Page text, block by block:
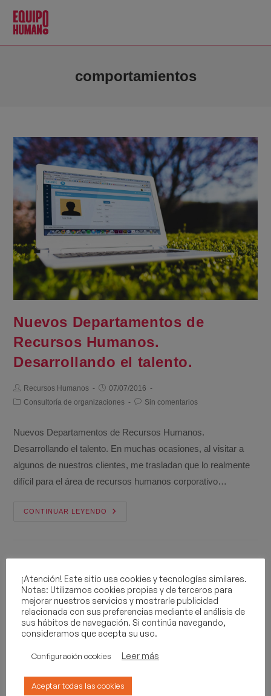
comportamientos
Nuevos Departamentos de
Recursos Humanos.
Desarrollando el talento.
Recursos Humanos
07/07/2016
Consultoría de organizaciones
Sin comentarios
Nuevos Departamentos de Recursos Humanos.
Desarrollando el talento. En muchas ocasiones, al visitar a
algunos de nuestros clientes, me trasladan que lo realmente
difícil para el área de recursos humanos corporativo…
CONTINUAR LEYENDO
Valencia · Madrid · A Coruña · Castellón · Zaragoza
¡Atención! Este sitio usa cookies y tecnologías similares.
Notas: Utilizamos cookies propias y de terceros para
mejorar nuestros servicios y mostrarle publicidad
relacionada con sus preferencias mediante el análisis de
sus hábitos de navegación. Si continúa navegando,
consideramos que acepta su uso.
Configuración cookies Leer más
Aceptar todas las cookies